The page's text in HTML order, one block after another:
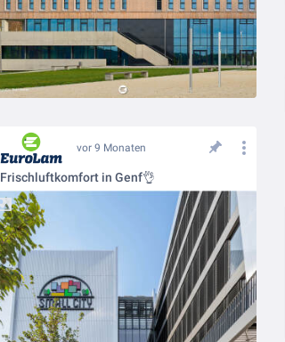
vor 9 Monaten
Frischluftkomfort in Genf👌